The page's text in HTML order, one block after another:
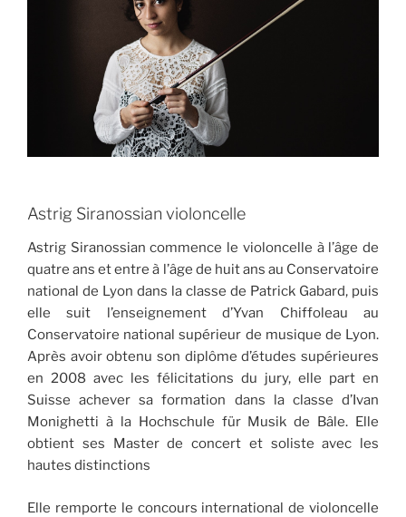
Astrig Siranossian violoncelle
Astrig Siranossian commence le violoncelle à l’âge de
quatre ans et entre à l’âge de huit ans au Conservatoire
national de Lyon dans la classe de Patrick Gabard, puis
elle suit l’enseignement d’Yvan Chiffoleau au
Conservatoire national supérieur de musique de Lyon.
Après avoir obtenu son diplôme d’études supérieures
en 2008 avec les félicitations du jury, elle part en
Suisse achever sa formation dans la classe d’Ivan
Monighetti à la Hochschule für Musik de Bâle. Elle
obtient ses Master de concert et soliste avec les
hautes distinctions
Elle remporte le concours international de violoncelle